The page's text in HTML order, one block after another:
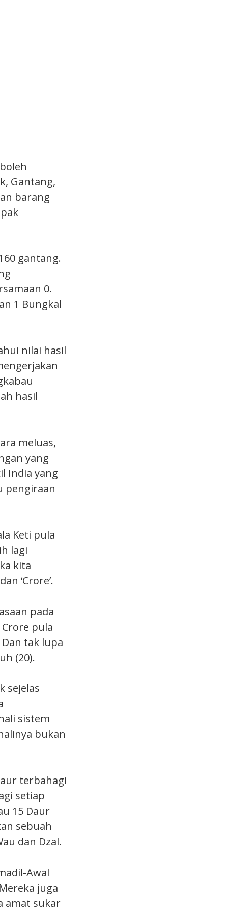
Gantang,
barang
gantang.
0.
1 Bungkal
nilai hasil
hasil
meluas,
yang
India yang
pengiraan
Keti pula
lagi
kita
‘Crore’.
pada
pula
tak lupa
(20).
sejelas
sistem
bukan
terbahagi
setiap
15 Daur
sebuah
dan Dzal.
Awal
amat sukar